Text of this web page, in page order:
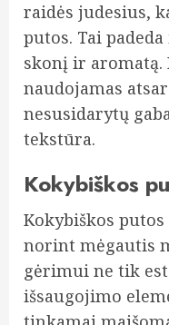
raidės judesius,
putos. Tai
skonį ir
naudojamas
nesusidarytų
tekstūra.
Kokybiškos
Kokybiškos
norint mėgautis
gėrimui ne tik
išsaugojimo